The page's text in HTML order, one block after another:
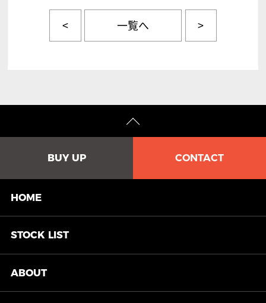
< 一覧へ >
BUY UP CONTACT
HOME
STOCKLIST
ABOUT